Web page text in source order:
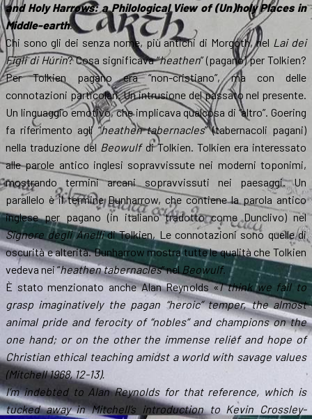
and Holy Harrows: a Philological View of (Un)holy Places in
Middle-earth.
Chi sono gli dei senza nome, più antichi di Morgoth, nel Lai dei
Figli di Húrin? Cosa significava “heathen” (pagano) per Tolkien?
Per Tolkien pagano era “non-cristiano”, ma con delle
connotazioni particolari. Un intrusione del passato nel presente.
Un linguaggio emotivo, che implicava qualcosa di “altro”. Goering
fa riferimento agli “heathen tabernacles” (tabernacoli pagani)
nella traduzione del Beowulfdi Tolkien. Tolkien era interessato
alle parole antico inglesi sopravvissute nei moderni toponimi,
mostrando termini arcani sopravvissuti nei paesaggi. Un
parallelo è il termine Dunharrow, che contiene la parola antico
inglese per pagano (in italiano tradotto come Dunclivo) nel
Signore degli Anellidi Tolkien, Le connotazioni sono quelle di
oscurità e alterità. Dunharrow mostra tutte le qualità che Tolkien
vedeva nei “heathen tabernacles” nel Beowulf.
È stato menzionato anche Alan Reynolds «I think we fail to
grasp imaginatively the pagan “heroic” temper, the almost
animal pride and ferocity of “nobles” and champions on the
one hand; or on the other the immense relief and hope of
Christian ethical teaching amidst a world with savage values
(Mitchell 1968, 12-13).
I’m indebted to Alan Reynolds for that reference, which is
tucked away in Mitchell’s introduction to Kevin Crossley-